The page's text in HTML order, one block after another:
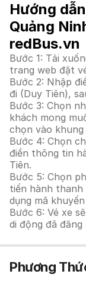
Hướng
Quảng
redBus.vn
Bước 1: Tải
trang web đặt
Bước 2: Nhập
đi (Duy Tiên),
Bước 3: Chọn
khách mong
chọn vào
Bước 4: Chọn
điền thông tin
Tiên.
Bước 5: Chọn
tiến hành thanh
dụng mã
Bước 6: Vé xe
di động đã đăng
Phương